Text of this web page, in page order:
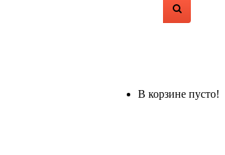
В корзине пусто!